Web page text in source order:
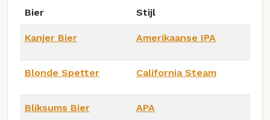
Bier Stijl
Kanjer Bier Amerikaanse IPA
Blonde Spetter California Steam
Bliksums Bier APA